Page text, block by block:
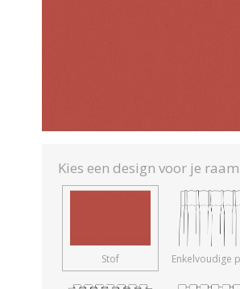
Kies een design voor je
Stof Enkelvoudige